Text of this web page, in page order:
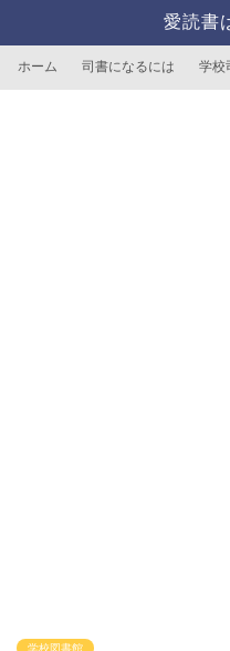
愛読書
ホーム 司書になるには 学校
学校図書館